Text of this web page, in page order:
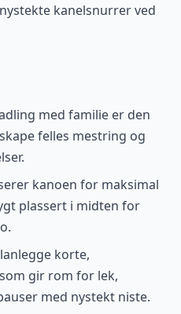
kanelsnurrer ved
med familie er den
felles mestring og
kanoen for maksimal
plassert i midten for
korte,
gir rom for lek,
med nystekt niste.